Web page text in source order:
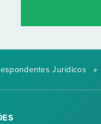
Jurídicos »